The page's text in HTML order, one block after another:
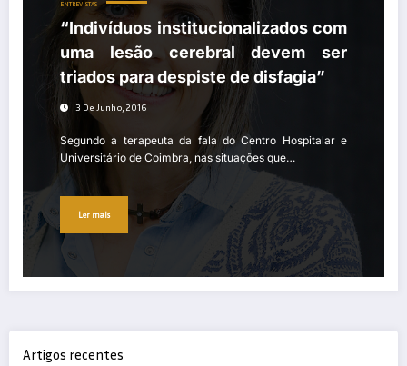
ENTREVISTAS
“Indivíduos institucionalizados com
uma lesão cerebral devem ser
triados para despiste de disfagia”
3 De Junho, 2016
Segundo a terapeuta da fala do Centro Hospitalar e
Universitário de Coimbra, nas situações que…
Ler mais
Artigos recentes